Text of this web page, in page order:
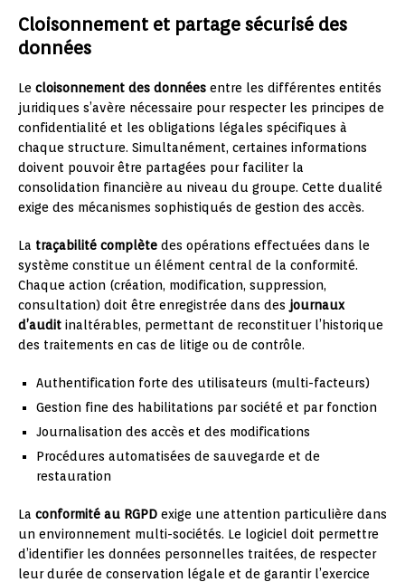
Cloisonnement et partage sécurisé des
données
Le cloisonnement des données entre les différentes entités
juridiques s’avère nécessaire pour respecter les principes de
confidentialité et les obligations légales spécifiques à
chaque structure. Simultanément, certaines informations
doivent pouvoir être partagées pour faciliter la
consolidation financière au niveau du groupe. Cette dualité
exige des mécanismes sophistiqués de gestion des accès.
La traçabilité complète des opérations effectuées dans le
système constitue un élément central de la conformité.
Chaque action (création, modification, suppression,
consultation) doit être enregistrée dans des journaux
d’audit inaltérables, permettant de reconstituer l’historique
des traitements en cas de litige ou de contrôle.
Authentification forte des utilisateurs (multi-facteurs)
Gestion fine des habilitations par société et par fonction
Journalisation des accès et des modifications
Procédures automatisées de sauvegarde et de
restauration
La conformité au RGPD exige une attention particulière dans
un environnement multi-sociétés. Le logiciel doit permettre
d’identifier les données personnelles traitées, de respecter
leur durée de conservation légale et de garantir l’exercice